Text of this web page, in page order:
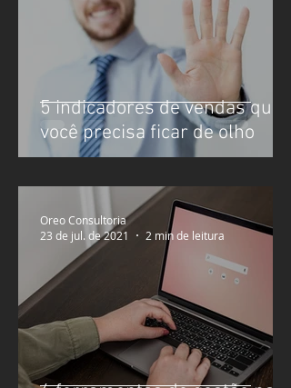
5 indicadores de vendas que
você precisa ficar de olho
Oreo Consultoria
23 de jul. de 2021
2 min de leitura